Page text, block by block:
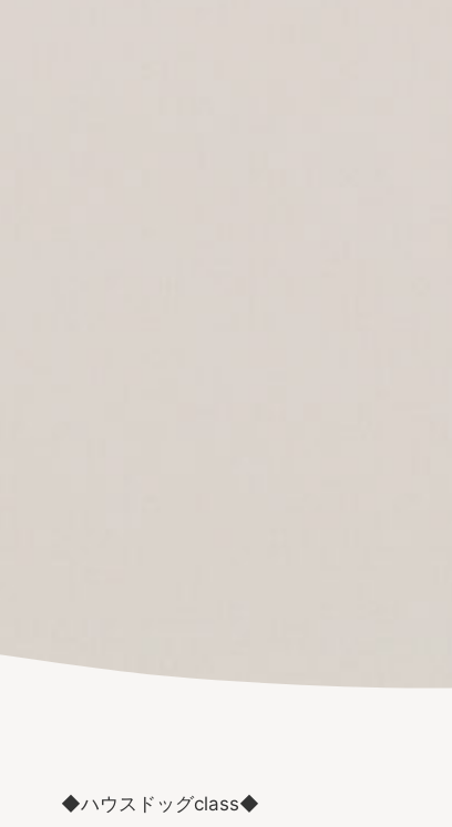
◆ハウスドッグclass◆